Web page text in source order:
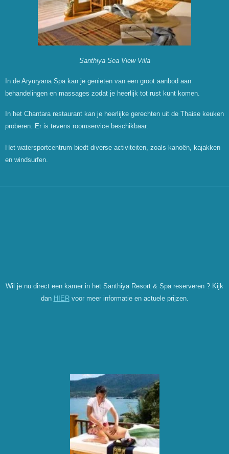
Santhiya Sea View Villa
In de Aryuryana Spa kan je genieten van een groot aanbod aan
behandelingen en massages zodat je heerlijk tot rust kunt komen.
In het Chantara restaurant kan je heerlijke gerechten uit de Thaise keuken
proberen. Er is tevens roomservice beschikbaar.
Het watersportcentrum biedt diverse activiteiten, zoals kanoën, kajakken
en windsurfen.
Wil je nu direct een kamer in het Santhiya Resort & Spa reserveren ? Kijk
dan HIERvoor meer informatie en actuele prijzen.